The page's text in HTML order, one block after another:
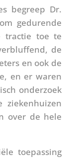
begreep Dr.
gedurende
tractie toe te
de
en ook de
en er waren
onderzoek
ziekenhuizen
over de hele
toepassing